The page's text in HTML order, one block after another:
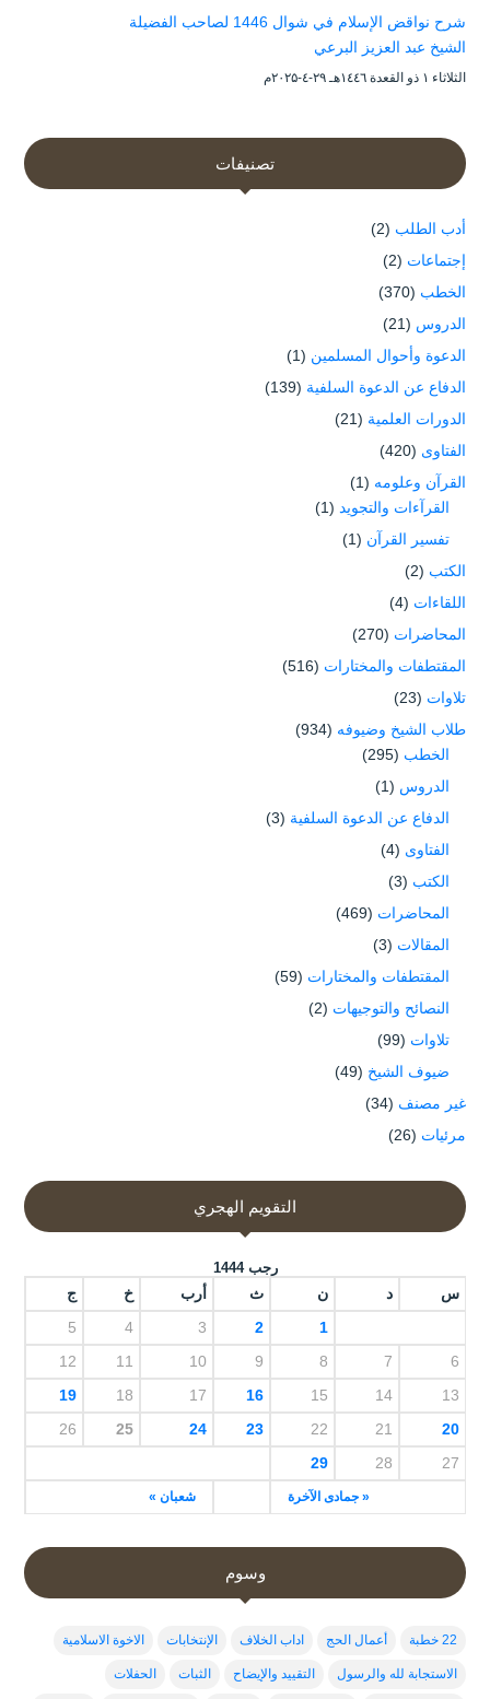
شرح نواقض الإسلام في شوال 1446 لصاحب الفضيلة
الشيخ عبد العزيز البرعي
الثلاثاء ۱ ذو القعدة ۱٤٤٦هـ ۲۹-٤-۲۰۲۵م
تصنيفات
أدب الطلب (2)
إجتماعات (2)
الخطب (370)
الدروس (21)
الدعوة وأحوال المسلمين (1)
الدفاع عن الدعوة السلفية (139)
الدورات العلمية (21)
الفتاوى (420)
القرآن وعلومه (1)
القرآءات والتجويد (1)
تفسير القرآن (1)
الكتب (2)
اللقاءات (4)
المحاضرات (270)
المقتطفات والمختارات (516)
تلاوات (23)
طلاب الشيخ وضيوفه (934)
الخطب (295)
الدروس (1)
الدفاع عن الدعوة السلفية (3)
الفتاوى (4)
الكتب (3)
المحاضرات (469)
المقالات (3)
المقتطفات والمختارات (59)
النصائح والتوجيهات (2)
تلاوات (99)
ضيوف الشيخ (49)
غير مصنف (34)
مرئيات (26)
التقويم الهجري
رجب 1444
س د ن ث أرب خ ج
« جمادى الآخرة شعبان »
1
2
3
4
5
6
7
8
9
10
11
12
13
14
15
16
17
18
19
20
21
22
23
24
25
26
27
28
29
وسوم
22 خطبة أعمال الحج اداب الخلاف الإنتخابات الاخوة الاسلامية
الاستجابة لله والرسول التقييد والإيضاح الثبات الحفلات